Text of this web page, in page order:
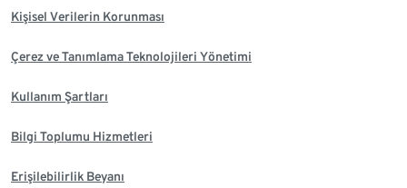
Kişisel Verilerin Korunması
Çerez ve Tanımlama Teknolojileri Yönetimi
Kullanım Şartları
Bilgi Toplumu Hizmetleri
Erişilebilirlik Beyanı